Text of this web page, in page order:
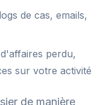
de cas, emails,
perdu,
sur votre activité
de manière